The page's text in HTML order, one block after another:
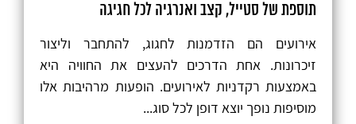
תוספת של סטייל, קצב ואנרגיה לכל חגיגה
אירועים הם הזדמנות לחגוג, להתחבר וליצור
זיכרונות. אחת הדרכים להעצים את החוויה היא
באמצעות רקדניות לאירועים. הופעות מרהיבות אלו
מוסיפות נופך יוצא דופן לכל סוג...